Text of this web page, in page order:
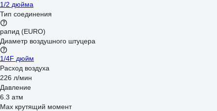
1/2 дюйма
Тип соединения
рапид (EURO)
Диаметр воздушного штуцера
1/4F дюйм
Расход воздуха
226 л/мин
Давление
6.3 атм
Max крутящий момент